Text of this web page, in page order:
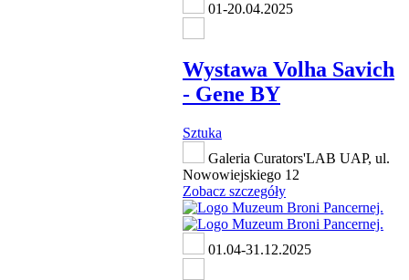
01-20.04.2025
Wystawa Volha Savich
- Gene BY
Sztuka
Galeria Curators'LAB UAP, ul.
Nowowiejskiego 12
Zobacz szczegóły
01.04-31.12.2025